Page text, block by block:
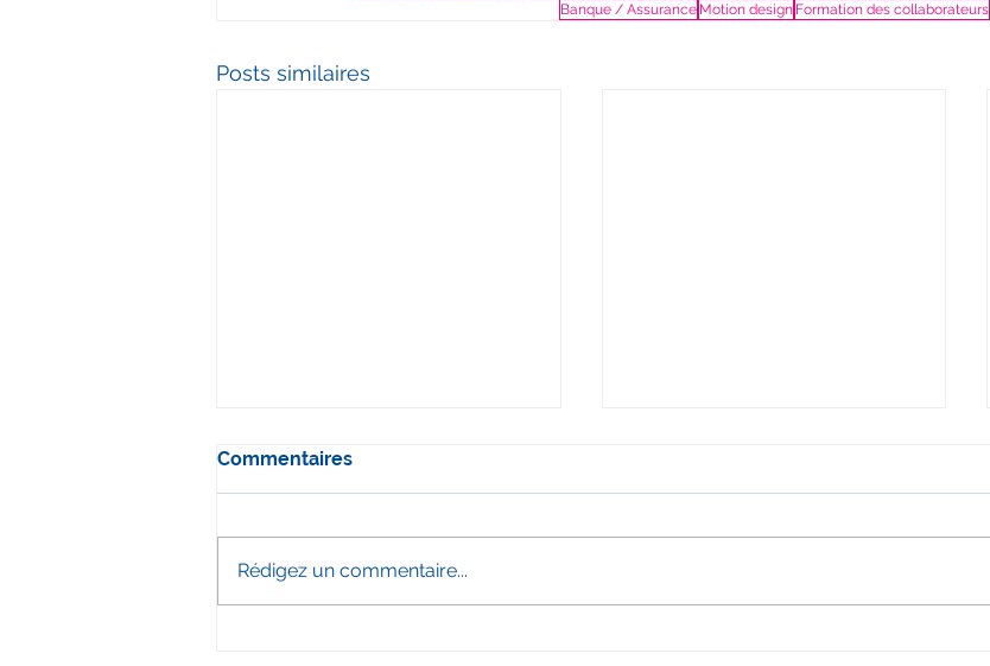
Banque / Assurance Motion design Formation des collaborateurs
Posts similaires
Commentaires
Rédigez un commentaire...